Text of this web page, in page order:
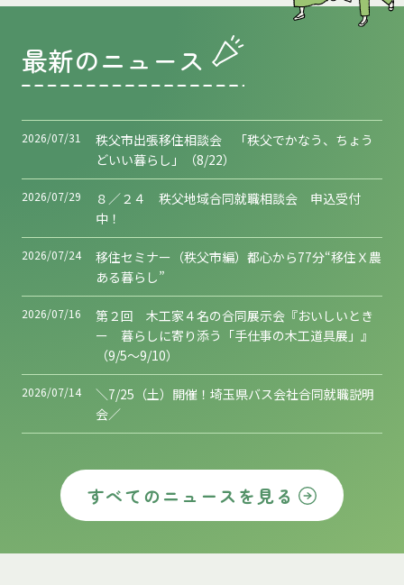
最新のニュース
2026/07/31
秩父市出張移住相談会 「秩父でかなう、ちょう
どいい暮らし」（8/22）
2026/07/29
８／２４ 秩父地域合同就職相談会 申込受付
中！
2026/07/24
移住セミナー（秩父市編）都心から77分“移住Ｘ農
ある暮らし”
2026/07/16
第２回 木工家４名の合同展示会『おいしいとき
ー 暮らしに寄り添う「手仕事の木工道具展」』
（9/5～9/10）
2026/07/14
＼7/25（土）開催！埼玉県バス会社合同就職説明
会／
すべてのニュースを見る